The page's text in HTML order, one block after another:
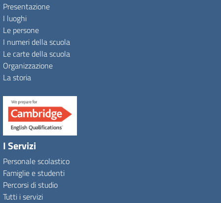
Presentazione
I luoghi
Le persone
I numeri della scuola
Le carte della scuola
Organizzazione
La storia
I Servizi
Personale scolastico
Famiglie e studenti
Percorsi di studio
Tutti i servizi